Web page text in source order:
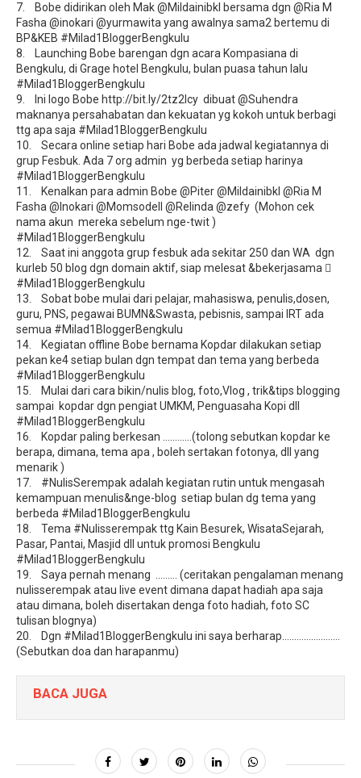
7. Bobe didirikan oleh Mak @Mildainibkl bersama dgn @Ria M
Fasha @inokari @yurmawita yang awalnya sama2 bertemu di
BP&KEB #Milad1BloggerBengkulu
8. Launching Bobe barengan dgn acara Kompasiana di
Bengkulu, di Grage hotel Bengkulu, bulan puasa tahun lalu
#Milad1BloggerBengkulu
9. Ini logo Bobe http://bit.ly/2tz2lcy dibuat @Suhendra
maknanya persahabatan dan kekuatan yg kokoh untuk berbagi
ttg apa saja #Milad1BloggerBengkulu
10. Secara online setiap hari Bobe ada jadwal kegiatannya di
grup Fesbuk. Ada 7 org admin yg berbeda setiap harinya
#Milad1BloggerBengkulu
11. Kenalkan para admin Bobe @Piter @Mildainibkl @Ria M
Fasha @Inokari @Momsodell @Relinda @zefy (Mohon cek
nama akun mereka sebelum nge-twit )
#Milad1BloggerBengkulu
12. Saat ini anggota grup fesbuk ada sekitar 250 dan WA dgn
kurleb 50 blog dgn domain aktif, siap melesat &bekerjasama 
#Milad1BloggerBengkulu
13. Sobat bobe mulai dari pelajar, mahasiswa, penulis,dosen,
guru, PNS, pegawai BUMN&Swasta, pebisnis, sampai IRT ada
semua #Milad1BloggerBengkulu
14. Kegiatan offline Bobe bernama Kopdar dilakukan setiap
pekan ke4 setiap bulan dgn tempat dan tema yang berbeda
#Milad1BloggerBengkulu
15. Mulai dari cara bikin/nulis blog, foto,Vlog , trik&tips blogging
sampai kopdar dgn pengiat UMKM, Penguasaha Kopi dll
#Milad1BloggerBengkulu
16. Kopdar paling berkesan …………(tolong sebutkan kopdar ke
berapa, dimana, tema apa , boleh sertakan fotonya, dll yang
menarik )
17. #NulisSerempak adalah kegiatan rutin untuk mengasah
kemampuan menulis&nge-blog setiap bulan dg tema yang
berbeda #Milad1BloggerBengkulu
18. Tema #Nulisserempak ttg Kain Besurek, WisataSejarah,
Pasar, Pantai, Masjid dll untuk promosi Bengkulu
#Milad1BloggerBengkulu
19. Saya pernah menang ……… (ceritakan pengalaman menang
nulisserempak atau live event dimana dapat hadiah apa saja
atau dimana, boleh disertakan denga foto hadiah, foto SC
tulisan blognya)
20. Dgn #Milad1BloggerBengkulu ini saya berharap……………………
(Sebutkan doa dan harapanmu)
BACA JUGA